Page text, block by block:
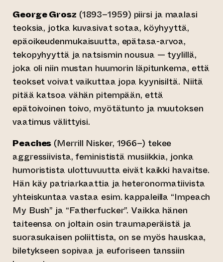
George Grosz (1893–1959) piirsi ja maalasi
teoksia, jotka kuvasivat sotaa, köyhyyttä,
epäoikeudenmukaisuutta, epätasa-arvoa,
tekopyhyyttä ja natsismin nousua — tyylillä,
joka oli niin mustan huumorin läpitunkema, että
teokset voivat vaikuttaa jopa kyynisiltä. Niitä
pitää katsoa vähän pitempään, että
epätoivoinen toivo, myötätunto ja muutoksen
vaatimus välittyisi.
Peaches (Merrill Nisker, 1966–) tekee
aggressiivista, feminististä musiikkia, jonka
humoristista ulottuvuutta eivät kaikki havaitse.
Hän käy patriarkaattia ja heteronormatiivista
yhteiskuntaa vastaa esim. kappaleilla “Impeach
My Bush” ja “Fatherfucker”. Vaikka hänen
taiteensa on joltain osin traumaperäistä ja
suorasukaisen poliittista, on se myös hauskaa,
biletykseen sopivaa ja euforiseen tanssiin